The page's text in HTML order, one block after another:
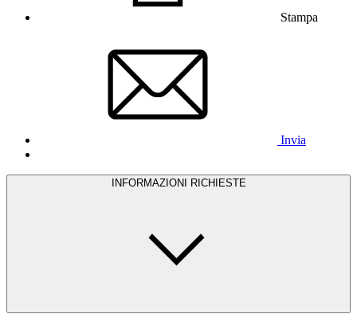
Stampa
Invia
INFORMAZIONI RICHIESTE